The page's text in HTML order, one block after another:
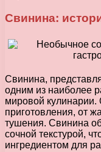
Свинина:
Свинина,
одним из наиболее
мировой
приготовления, от
тушения. Свинина
сочной текстурой,
ингредиентом для